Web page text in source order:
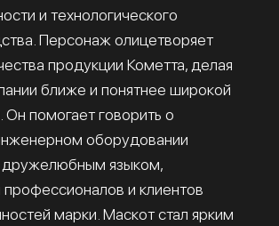
и технологического
Персонаж олицетворяет
продукции Кометта, делая
ближе и понятнее широкой
Он помогает говорить о
оборудовании
языком,
и клиентов
марки. Маскот стал ярким